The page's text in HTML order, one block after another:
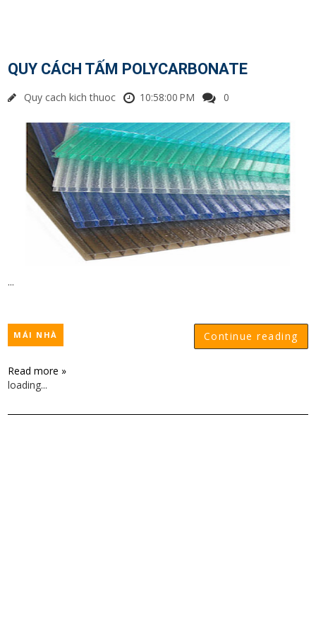
QUY CÁCH TẤM POLYCARBONATE
Quy cach kich thuoc 10:58:00 PM 0
...
Continue reading
MÁI NHÀ
Read more »
loading...